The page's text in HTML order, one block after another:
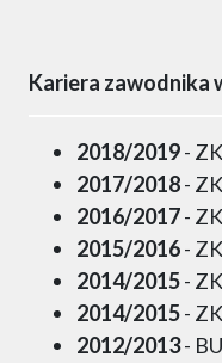
Kariera zawodnika
2018/2019-
2017/2018-
2016/2017-
2015/2016-
2014/2015-
2014/2015-
2012/2013-